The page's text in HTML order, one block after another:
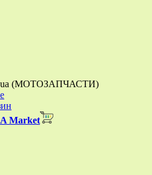
(МОТОЗАПЧАСТИ)
Market